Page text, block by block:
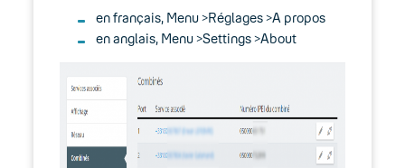
en français, Menu >Réglages >A propos
en anglais, Menu >Settings >About